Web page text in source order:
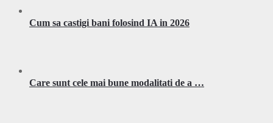
Cum sa castigi bani folosind IA in 2026
Care sunt cele mai bune modalitati de a …